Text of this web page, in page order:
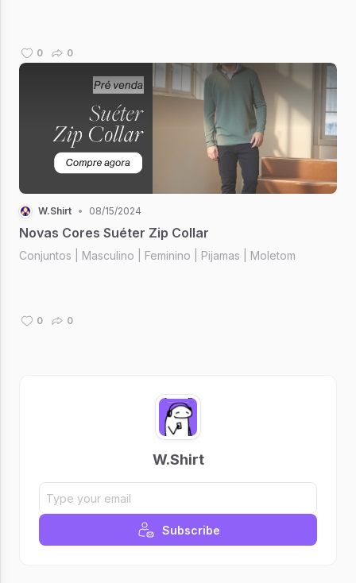
0 0
W.Shirt • 08/15/2024
Novas Cores Suéter Zip Collar
Conjuntos | Masculino | Feminino | Pijamas | Moletom
0 0
W.Shirt
Subscribe